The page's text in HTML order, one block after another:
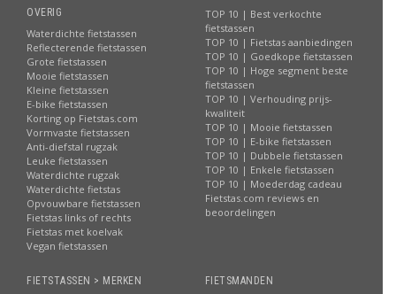
OVERIG
Waterdichte fietstassen
Reflecterende fietstassen
Grote fietstassen
Mooie fietstassen
Kleine fietstassen
E-bike fietstassen
Korting op Fietstas.com
Vormvaste fietstassen
Anti-diefstal rugzak
Leuke fietstassen
Waterdichte rugzak
Waterdichte fietstas
Opvouwbare fietstassen
Fietstas links of rechts
Fietstas met koelvak
Vegan fietstassen
TOP 10 | Best verkochte
fietstassen
TOP 10 | Fietstas aanbiedingen
TOP 10 | Goedkope fietstassen
TOP 10 | Hoge segment beste
fietstassen
TOP 10 | Verhouding prijs-
kwaliteit
TOP 10 | Mooie fietstassen
TOP 10 | E-bike fietstassen
TOP 10 | Dubbele fietstassen
TOP 10 | Enkele fietstassen
TOP 10 | Moederdag cadeau
Fietstas.com reviews en
beoordelingen
FIETSTASSEN > MERKEN FIETSMANDEN